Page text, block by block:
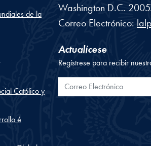
de la
Católico y
é
Washington D.C.
Correo Electrónico:
Actualícese
Regístrese para recibir
Correo Electrónico